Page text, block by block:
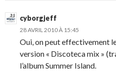
cyborgjeff
28 AVRIL 2010 À 15:45
Oui, on peut effectivement
version « Discoteca mix »
l’album Summer Island.